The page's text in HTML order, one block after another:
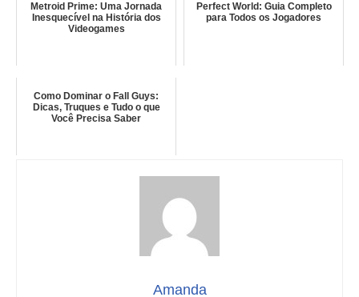
Metroid Prime: Uma Jornada
Inesquecível na História dos
Videogames
Perfect World: Guia Completo
para Todos os Jogadores
Como Dominar o Fall Guys:
Dicas, Truques e Tudo o que
Você Precisa Saber
Amanda